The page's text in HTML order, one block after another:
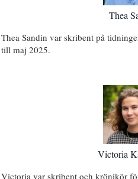
Thea
Thea Sandin var skribent på
till maj 2025.
Victoria
Victoria var skribent och krönikör